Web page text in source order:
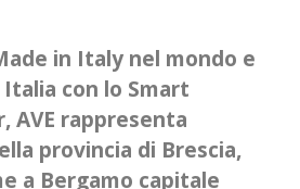
in Italy nel mondo e
con lo Smart
AVE rappresenta
provincia di Brescia,
a Bergamo capitale